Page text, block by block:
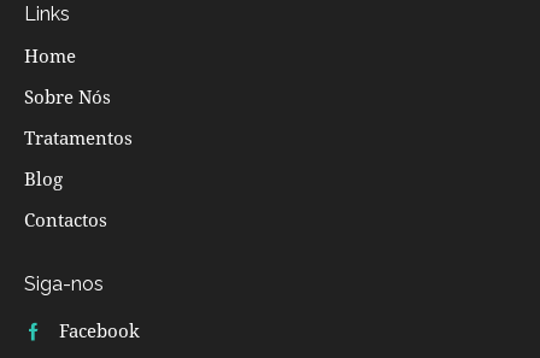
Links
Home
Sobre Nós
Tratamentos
Blog
Contactos
Siga-nos
Facebook